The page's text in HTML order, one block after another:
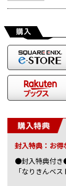
封入特典：お得
●封入特典付
「なりきんベ